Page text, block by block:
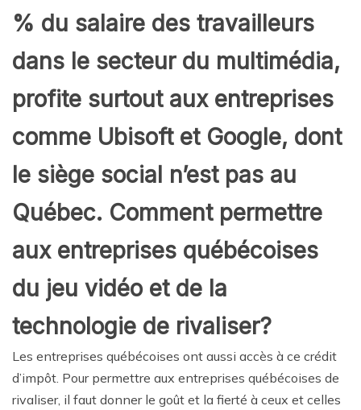
% du salaire des travailleurs
dans le secteur du multimédia,
profite surtout aux entreprises
comme Ubisoft et Google, dont
le siège social n’est pas au
Québec. Comment permettre
aux entreprises québécoises
du jeu vidéo et de la
technologie de rivaliser?
Les entreprises québécoises ont aussi accès à ce crédit
d’impôt. Pour permettre aux entreprises québécoises de
rivaliser, il faut donner le goût et la fierté à ceux et celles